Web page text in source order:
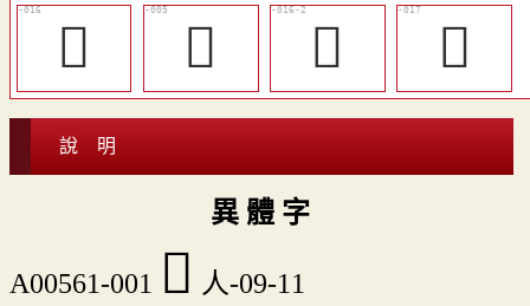
󰮼
󰮷 󰮾 󰮿
說 明
異 體 字
A00561-001 𠋒 人-09-11